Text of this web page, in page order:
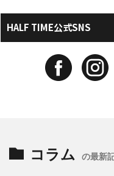
HALF TIME公式SNS
コラム の最新